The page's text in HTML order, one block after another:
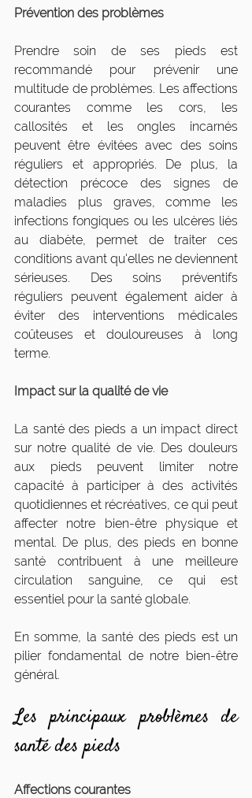
Prévention des problèmes
Prendre soin de ses pieds est
recommandé pour prévenir une
multitude de problèmes. Les affections
courantes comme les cors, les
callosités et les ongles incarnés
peuvent être évitées avec des soins
réguliers et appropriés. De plus, la
détection précoce des signes de
maladies plus graves, comme les
infections fongiques ou les ulcères liés
au diabète, permet de traiter ces
conditions avant qu'elles ne deviennent
sérieuses. Des soins préventifs
réguliers peuvent également aider à
éviter des interventions médicales
coûteuses et douloureuses à long
terme.
Impact sur la qualité de vie
La santé des pieds a un impact direct
sur notre qualité de vie. Des douleurs
aux pieds peuvent limiter notre
capacité à participer à des activités
quotidiennes et récréatives, ce qui peut
affecter notre bien-être physique et
mental. De plus, des pieds en bonne
santé contribuent à une meilleure
circulation sanguine, ce qui est
essentiel pour la santé globale.
En somme, la santé des pieds est un
pilier fondamental de notre bien-être
général.
Les principaux problèmes de
santé des pieds
Affections courantes